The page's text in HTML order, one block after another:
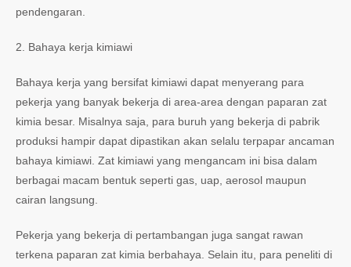
pendengaran.
2. Bahaya kerja kimiawi
Bahaya kerja yang bersifat kimiawi dapat menyerang para
pekerja yang banyak bekerja di area-area dengan paparan zat
kimia besar. Misalnya saja, para buruh yang bekerja di pabrik
produksi hampir dapat dipastikan akan selalu terpapar ancaman
bahaya kimiawi. Zat kimiawi yang mengancam ini bisa dalam
berbagai macam bentuk seperti gas, uap, aerosol maupun
cairan langsung.
Pekerja yang bekerja di pertambangan juga sangat rawan
terkena paparan zat kimia berbahaya. Selain itu, para peneliti di